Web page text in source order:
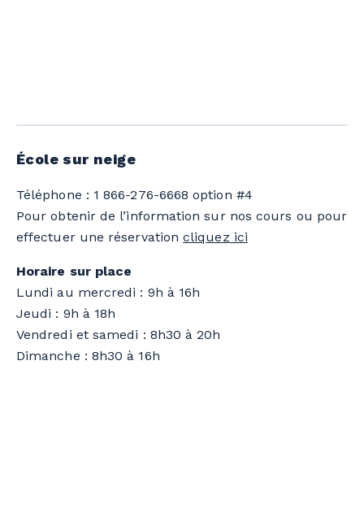
École sur neige
Téléphone : 1 866-276-6668 option #4
Pour obtenir de l’information sur nos cours ou pour
effectuer une réservationcliquez ici
Horaire sur place
Lundi au mercredi : 9h à 16h
Jeudi : 9h à 18h
Vendredi et samedi : 8h30 à 20h
Dimanche : 8h30 à 16h